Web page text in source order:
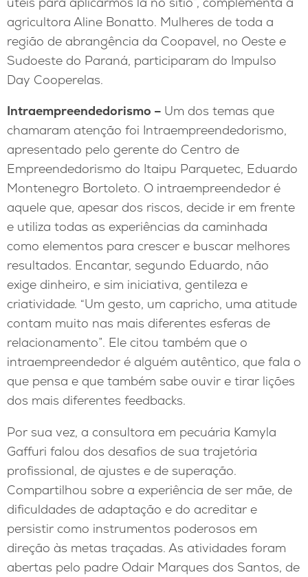
agricultora Aline Bonatto. Mulheres de toda a
região de abrangência da Coopavel, no Oeste e
Sudoeste do Paraná, participaram do Impulso
Day Cooperelas.
Intraempreendedorismo – Um dos temas que
chamaram atenção foi Intraempreendedorismo,
apresentado pelo gerente do Centro de
Empreendedorismo do Itaipu Parquetec, Eduardo
Montenegro Bortoleto. O intraempreendedor é
aquele que, apesar dos riscos, decide ir em frente
e utiliza todas as experiências da caminhada
como elementos para crescer e buscar melhores
resultados. Encantar, segundo Eduardo, não
exige dinheiro, e sim iniciativa, gentileza e
criatividade. “Um gesto, um capricho, uma atitude
contam muito nas mais diferentes esferas de
relacionamento”. Ele citou também que o
intraempreendedor é alguém autêntico, que fala o
que pensa e que também sabe ouvir e tirar lições
dos mais diferentes feedbacks.
Por sua vez, a consultora em pecuária Kamyla
Gaffuri falou dos desafios de sua trajetória
profissional, de ajustes e de superação.
Compartilhou sobre a experiência de ser mãe, de
dificuldades de adaptação e do acreditar e
persistir como instrumentos poderosos em
direção às metas traçadas. As atividades foram
abertas pelo padre Odair Marques dos Santos, de